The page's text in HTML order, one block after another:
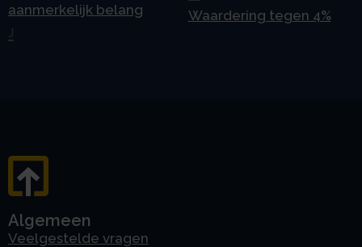
aanmerkelijk belang
Waardering tegen 4%
Algemeen
Veelgestelde vragen